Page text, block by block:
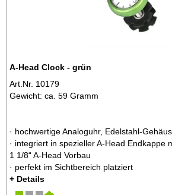
A-Head Clock - grün
Art.Nr. 10179
Gewicht: ca. 59 Gramm
· hochwertige Analoguhr, Edelstahl-
· integriert in spezieller A-Head Endkappe
1 1/8“ A-Head Vorbau
· perfekt im Sichtbereich platziert
+ Details